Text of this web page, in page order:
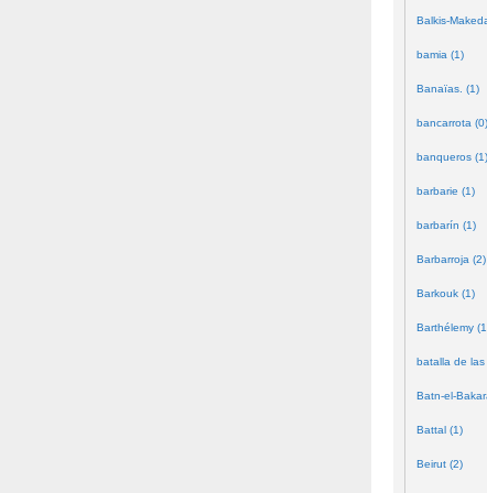
Balkis-
bamia (1)
Banaïas. (1)
bancarrota (0)
banqueros (1)
barbarie (1)
barbarín (1)
Barbarroja (2)
Barkouk (1)
Barthélemy
batalla de las
Batn-el-
Battal (1)
Beirut (2)